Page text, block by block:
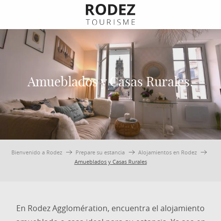
contenu
principal
Amueblados y Casas Rurales.
Bienvenido a Rodez Prepare su estancia
Alojamientos en Rodez
Amueblados y Casas Rurales
En Rodez Agglomération, encuentra el alojamiento